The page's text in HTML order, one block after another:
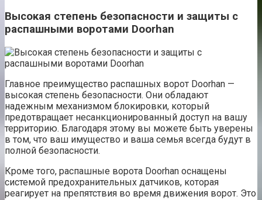
Высокая степень безопасности и защиты с
распашными воротами Doorhan
Главное преимущество распашных ворот Doorhan —
высокая степень безопасности. Они обладают
надежным механизмом блокировки, который
предотвращает несанкционированный доступ на вашу
территорию. Благодаря этому вы можете быть уверены
в том, что ваш имущество и ваша семья всегда будут в
полной безопасности.
Кроме того, распашные ворота Doorhan оснащены
системой предохранительных датчиков, которая
реагирует на препятствия во время движения ворот. Это